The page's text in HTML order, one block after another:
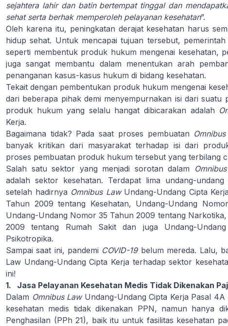
sejahtera lahir dan batin bertempat tinggal dan
sehat serta berhak memperoleh pelayanan kesehatan”.
Oleh karena itu, peningkatan derajat kesehatan harus
hidup sehat. Untuk mencapai tujuan tersebut,
seperti membentuk produk hukum mengenai kesehatan,
juga sangat membantu dalam menentukan arah
penanganan kasus-kasus hukum di bidang kesehatan.
Tekait dengan pembentukan produk hukum mengenai
dari beberapa pihak demi menyempurnakan isi dari
produk hukum yang selalu hangat dibicarakan adalah
Kerja.
Bagaimana tidak? Pada saat proses pembuatan
banyak kritikan dari masyarakat terhadap isi dari
proses pembuatan produk hukum tersebut yang terbilang
Salah satu sektor yang menjadi sorotan dalam
adalah sektor kesehatan. Terdapat lima undang-
setelah hadirnya Omnibus LawUndang-Undang Cipta
Tahun 2009 tentang Kesehatan, Undang-Undang
Undang-Undang Nomor 35 Tahun 2009 tentang
2009 tentang Rumah Sakit dan juga Undang-
Psikotropika.
Sampai saat ini, pandemi COVID-19belum mereda. Lalu,
Law Undang-Undang Cipta Kerja terhadap sektor
ini!
1.
Jasa Pelayanan Kesehatan Medis Tidak Dikenakan
Dalam Omnibus LawUndang-Undang Cipta Kerja Pasal 4A
kesehatan medis tidak dikenakan PPN, namun hanya
Penghasilan (PPh 21), baik itu untuk fasilitas kesehatan